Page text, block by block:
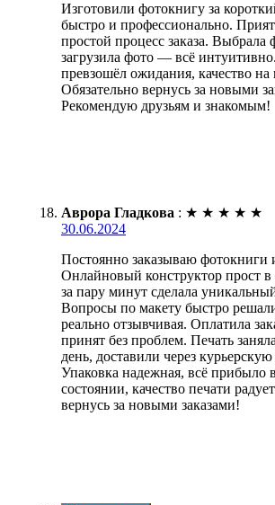
Изготовили фотокнигу за
быстро и профессионально.
простой процесс заказа. Выбрала
загрузила фото — всё интуитивно.
превзошёл ожидания, качество на
Обязательно вернусь за новыми
Рекомендую друзьям и знакомым!
Аврора Гладкова : ★ ★ ★ ★ ★
30.06.2024
Постоянно заказываю фотокниги
Онлайновый конструктор прост в
за пару минут сделала
Вопросы по макету быстро
реально отзывчивая. Оплатила
принят без проблем. Печать
день, доставили через
Упаковка надежная, всё прибыло
состоянии, качество печати
вернусь за новыми заказами!